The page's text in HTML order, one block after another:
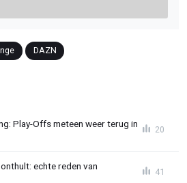
DAZN
Play-Offs meteen weer terug in
20
echte reden van
41